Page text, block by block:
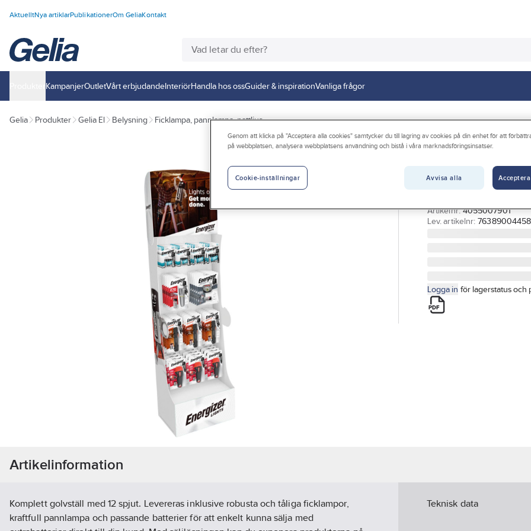
AktuelltNya artiklarPublikationerOm GeliaKontakt
KampanjerOutletVårt erbjudandeInteriörHandla hos ossGuider & inspirationVanliga frågor
Gelia Produkter Gelia El Belysning Ficklampa, pannlampa, nattljus
ENERGIZER
Golvdisplay,
batterier,
Artikelnr: 4055007901
Lev. artikelnr:
Logga in för lagerstatus och
Artikelinformation
Komplett golvställ med 12 spjut. Levereras inklusive robusta och tåliga ficklampor,
kraftfull pannlampa och passande batterier för att enkelt kunna sälja med
Teknisk data
Genom att klicka på "Acceptera alla cookies" samtycker du till lagring av cookies på din enhet för att
på webbplatsen, analysera webbplatsens användning och bistå i våra marknadsföringsinsatser.
Avvisa alla
Cookie-inställningar